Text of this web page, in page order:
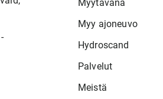
Myytävänä
Myy ajoneuvo
Hydroscand
Palvelut
Meistä